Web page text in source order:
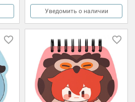
Уведомить о наличии